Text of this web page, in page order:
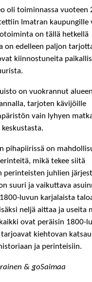
oli toiminnassa vuoteen
Imatran kaupungille
on tällä hetkellä
on edelleen paljon
kiinnostuneita
on vuokrannut
tarjoten kävijöille
vain lyhyen
pihapiirissä on
mikä tekee siitä
perinteisten juhlien
suuri ja vaikuttava
luvun karjalaista
neljä aittaa ja useita
ovat peräisin 1800-
kiehtovan
ja perinteisiin.
& goSaimaa